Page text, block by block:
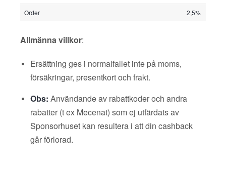
Order 2,5%
Allmänna villkor:
Ersättning ges i normalfallet inte på moms,
försäkringar, presentkort och frakt.
Obs: Användande av rabattkoder och andra
rabatter (t ex Mecenat) som ej utfärdats av
Sponsorhuset kan resultera i att din cashback
går förlorad.